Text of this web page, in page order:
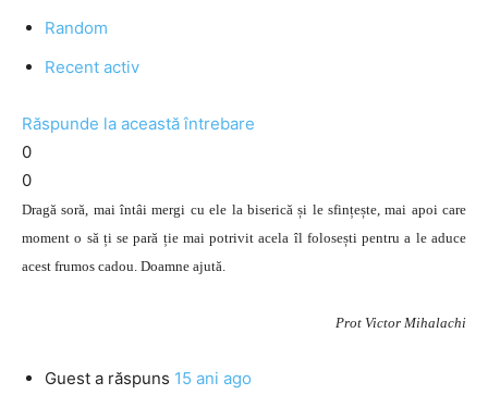
Random
Recent activ
Răspunde la această întrebare
0
0
Dragă soră, mai întâi mergi cu ele la biserică și le sfințește, mai apoi care
moment o să ți se pară ție mai potrivit acela îl folosești pentru a le aduce
acest frumos cadou. Doamne ajută.
Prot Victor Mihalachi
Guest a răspuns 15 ani ago